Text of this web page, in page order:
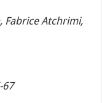
Fabrice Atchrimi,
67